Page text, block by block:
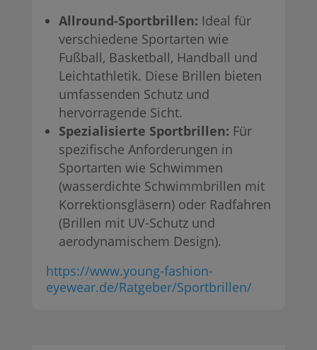
Allround-Sportbrillen: Ideal für
verschiedene Sportarten wie
Fußball, Basketball, Handball und
Leichtathletik. Diese Brillen bieten
umfassenden Schutz und
hervorragende Sicht.
Spezialisierte Sportbrillen: Für
spezifische Anforderungen in
Sportarten wie Schwimmen
(wasserdichte Schwimmbrillen mit
Korrektionsgläsern) oder Radfahren
(Brillen mit UV-Schutz und
aerodynamischem Design).
https://www.young-fashion-
eyewear.de/Ratgeber/Sportbrillen/